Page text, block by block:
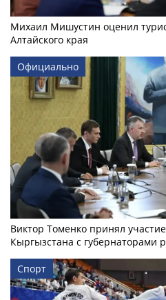
Михаил Мишустин оценил
Алтайского края
Официально
Виктор Томенко принял
Кыргызстана с губернаторами
Спорт